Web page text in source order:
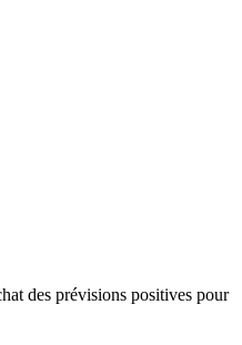
des prévisions positives pour